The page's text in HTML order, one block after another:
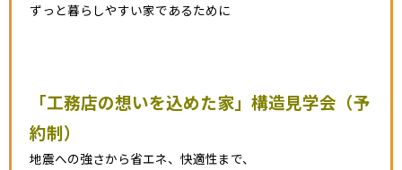
ずっと暮らしやすい家であるために
「工務店の想いを込めた家」 構造見学会（予
約制）
地震への強さから省エネ、快適性まで、